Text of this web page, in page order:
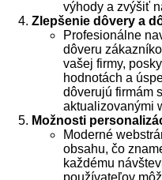
výhody a zvýšiť
Zlepšenie dôvery a
Profesionálne
dôveru
vašej firmy,
hodnotách a
dôverujú firmám
aktualizovanými
Možnosti
Moderné
obsahu, čo
každému